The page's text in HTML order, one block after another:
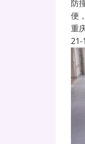
防
便
重
21-